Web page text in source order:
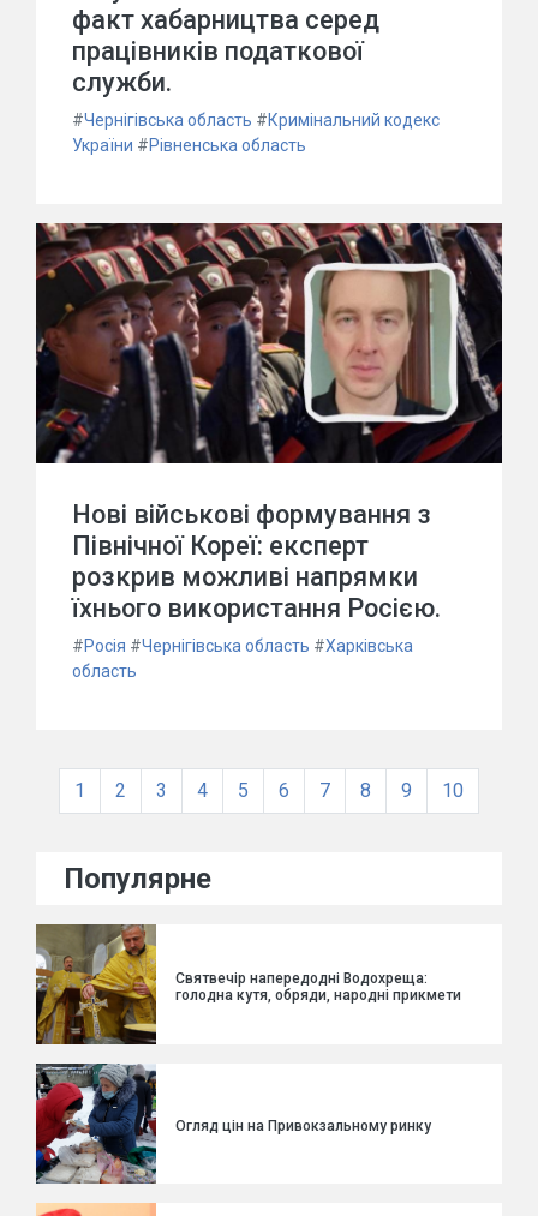
факт хабарництва серед
працівників податкової
служби.
#Чернігівська область #Кримінальний кодекс
України #Рівненська область
Нові військові формування з
Північної Кореї: експерт
розкрив можливі напрямки
їхнього використання Росією.
#Росія #Чернігівська область #Харківська
область
1 2 3 4 5 6 7 8 9 10
Популярне
Святвечір напередодні Водохреща:
голодна кутя, обряди, народні прикмети
Огляд цін на Привокзальному ринку